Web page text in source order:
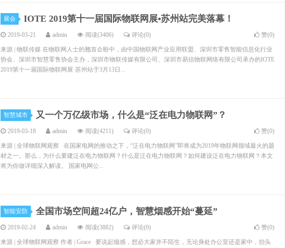
展会 IOTE 2019第十一届国际物联网展•苏州站完美落幕！
2019-03-21 admin 阅读(3406) 评论(0) 赞(0)
来源 | 物联传媒 在物联网人士的翘首企盼中，由中国物联网产业应用联盟、深圳市零售智能信息化行业
协会、深圳市智慧零售协会主办，深圳市物联传媒有限公司、深圳市易信物联网络有限公司承办的IOTE
2019第十一届国际物联网展·苏州站于3月13日...
智慧城市 又一个万亿级市场，什么是“泛在电力物联网”？
2019-03-18 admin 阅读(4211) 评论(0) 赞(0)
来源 | 全球物联网观察 在国家电网的推动之下，“泛在电力物联网”即将成为2019年物联网领域最火的题
材之一。那么，为什么要建泛在电力物联网？什么是泛在电力物联网？如何建设泛在电力物联网？本文
将为你做详细深入解读。 国家电网公...
智能安防 全国市场空间超24亿户，智慧烟感开始“蔓延”
2019-02-24 admin 阅读(3882) 评论(0) 赞(0)
来源 | 全球物联网观察 作者 | Grace 要说起烟感，想必大家并不陌生，无论身处办公室还是家中，抬头